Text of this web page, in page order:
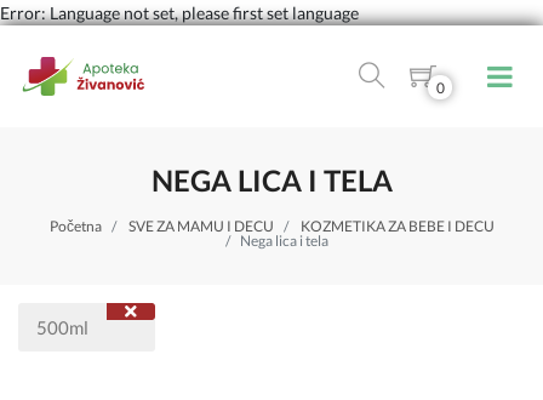
Error: Language not set, please first set language
0
NEGA LICA I TELA
Početna SVE ZA MAMU I DECU
KOZMETIKA ZA BEBE I DECU
Nega lica i tela
500ml